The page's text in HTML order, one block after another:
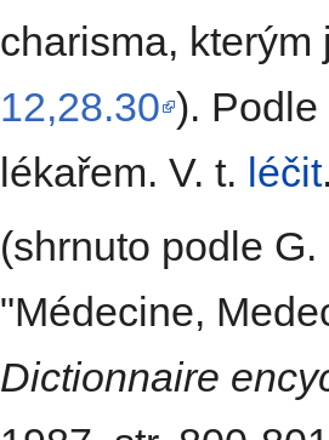
charisma,
12,28.30 ). Podle
lékařem. V. t. léčit
(shrnuto podle
"Médecine,
Dictionnaire